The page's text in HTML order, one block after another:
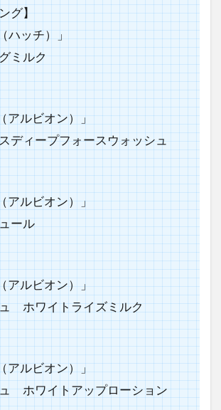
グ】
ハッチ）」
ミルク
アルビオン）」
ディープフォースウォッシュ
アルビオン）」
ール
アルビオン）」
ホワイトライズミルク
アルビオン）」
ホワイトアップローション